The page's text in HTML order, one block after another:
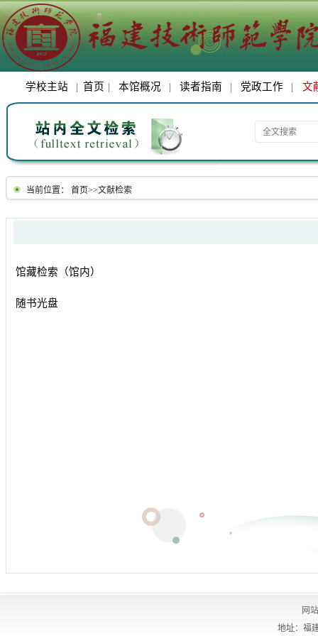
学校主站 | 首页 | 本馆概况 | 读者指南 | 党政工作 | 文
当前位置： 首页>>文献检索
馆藏检索（馆内）
随书光盘
网
地址：福